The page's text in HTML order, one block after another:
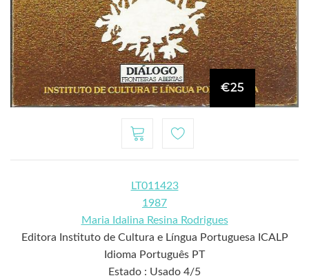
€25
LT011423
1987
Maria Idalina Resina Rodrigues
Editora Instituto de Cultura e Língua Portuguesa ICALP
Idioma Português PT
Estado : Usado 4/5